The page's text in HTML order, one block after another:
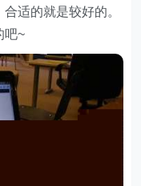
适的就是较好的。
吧~